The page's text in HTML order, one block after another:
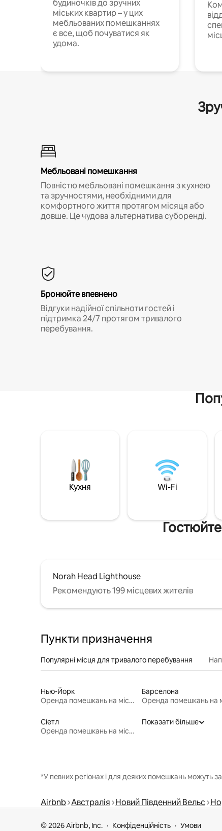
будиночків до зручних
міських квартир – у цих
мебльованих помешканнях
є все, щоб почуватися як
удома.
Мебльовані помешкання
Повністю мебльовані помешкання з кухнею
та зручностями, необхідними для
комфортного життя протягом місяця або
довше. Це чудова альтернатива суборенді.
Бронюйте впевнено
Відгуки надійної спільноти гостей і
підтримка 24/7 протягом тривалого
перебування.
Кухня Wi-Fi
Norah Head Lighthouse
Рекомендують 199 місцевих жителів
Пункти призначення
Популярні місця для тривалого перебування
Нью-Йорк
Оренда помешкань на місяць
Барселона
Сіетл
Оренда помешкань на місяць
Показати більше
*У певних регіонах і для деяких помешкань можуть
Airbnb Австралія Новий Південний Вельс
© 2026 Airbnb, Inc. Конфіденційність Умови